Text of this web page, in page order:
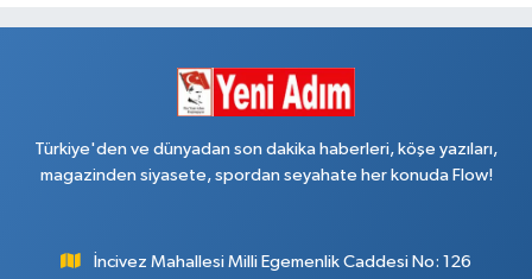
Türkiye'den ve dünyadan son dakika haberleri, köşe yazıları,
magazinden siyasete, spordan seyahate her konuda Flow!
İncivez Mahallesi Milli Egemenlik Caddesi No: 126